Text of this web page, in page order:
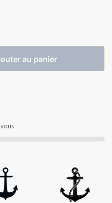
au panier